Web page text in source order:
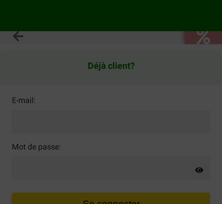
Déjà client?
E-mail:
Mot de passe: